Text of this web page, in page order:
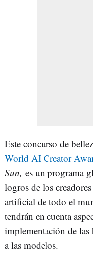
Este concurso de
World AI Creator
Sun, es un programa
logros de los
artificial de todo el
tendrán en cuenta
implementación de las
a las modelos.